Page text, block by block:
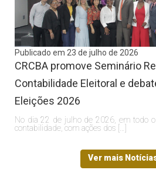
Publicado em 23 de julho de 2026
CRCBA promove Seminário
Contabilidade Eleitoral e
Eleições 2026
No dia 22 de julho de 2026, em todo
contabilidade, com ações dos […]
Ver mais